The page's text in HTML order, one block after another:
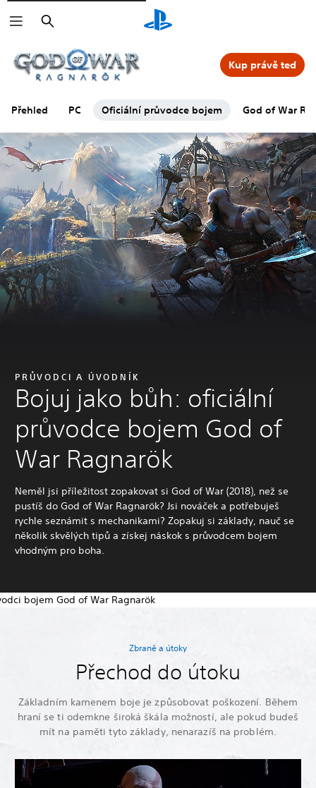
Vyhledat
Přehled PC Oficiální průvodce bojem God of War
Kup právě teď
PRŮVODCI A ÚVODNÍK
Bojuj jako bůh: oficiální
průvodce bojem God of
War Ragnarök
Neměl jsi příležitost zopakovat si God of War (2018), než se
pustíš do God of War Ragnarök? Jsi nováček a potřebuješ
rychle seznámit s mechanikami? Zopakuj si základy, nauč se
několik skvělých tipů a získej náskok s průvodcem bojem
vhodným pro boha.
Zbraně a útoky
Přechod do útoku
Základním kamenem boje je způsobovat poškození. Během
hraní se ti odemkne široká škála možností, ale pokud budeš
mít na paměti tyto základy, nenarazíš na problém.